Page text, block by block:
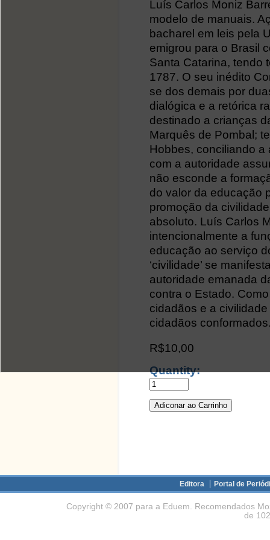
Luís Carlos Moniz
modelo de manuais.
bacharel em leis pela
emigrou para o Brasil
Santa Catarina, tendo
1787. O seu inédito
se dos demais por
dialógica e a retórica
destinado a crianças
Marquês de Pombal;
Hobbes, conciliando a
com a autoridade
não esconde a
do valor da educação
promoção da
absoluto. Luís Carlos
intencionalmente a
educação ao serviço
‘civilidade’ se
autoridade emanada
contra o Estado.
cidadãos e a
cidadãos
R$10,00
Quantity:
Editora Portal de
Copyright © 2007 para a Eduem. Recomendados
de